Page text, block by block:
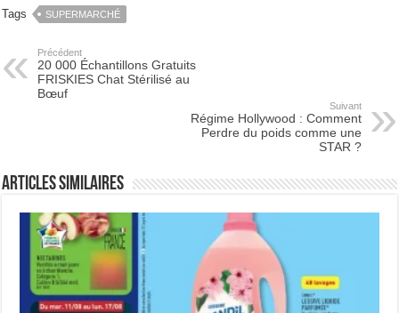
Tags SUPERMARCHÉ
Précédent
20 000 Échantillons Gratuits
FRISKIES Chat Stérilisé au
Bœuf
Suivant
Régime Hollywood : Comment
Perdre du poids comme une
STAR ?
Articles Similaires